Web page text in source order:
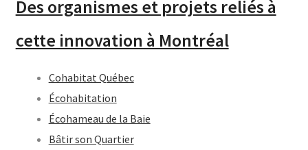
Des organismes et projets reliés à
cette innovation à Montréal
Cohabitat Québec
Écohabitation
Écohameau de la Baie
Bâtir son Quartier